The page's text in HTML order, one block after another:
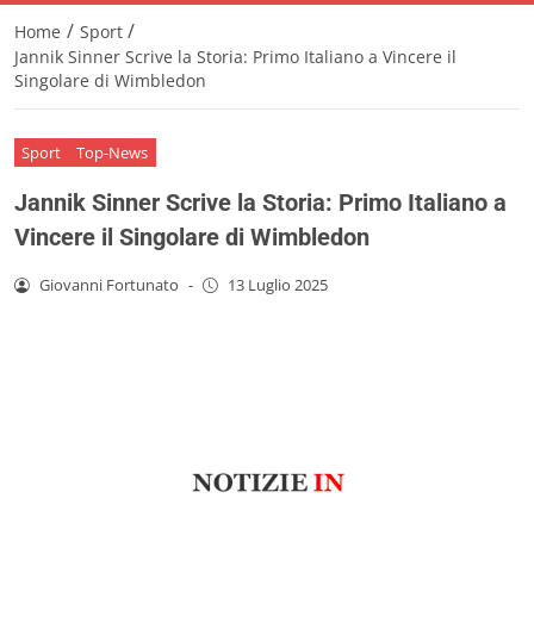
Home / Sport /
Jannik Sinner Scrive la Storia: Primo Italiano a Vincere il
Singolare di Wimbledon
Sport Top-News
Jannik Sinner Scrive la Storia: Primo Italiano a
Vincere il Singolare di Wimbledon
Giovanni Fortunato - 13 Luglio 2025